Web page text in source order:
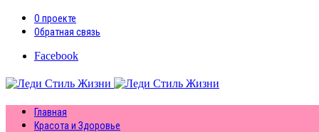
О проекте
Обратная связь
Facebook
Главная
Красота и Здоровье